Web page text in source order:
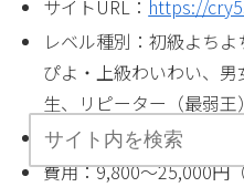
サイトURL： https://
レベル種別：初級よち
ぴよ・上級わいわい、
生、リピーター（最弱王）
女性チーム参加：可能
費用：9,800～25,000円